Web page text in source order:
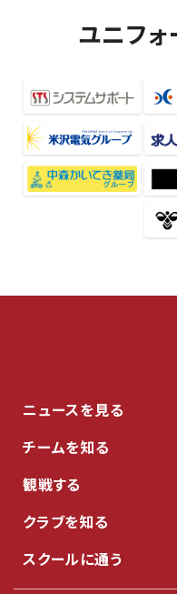
ユニフ
ニュースを見る
チームを知る
観戦する
クラブを知る
スクールに通う